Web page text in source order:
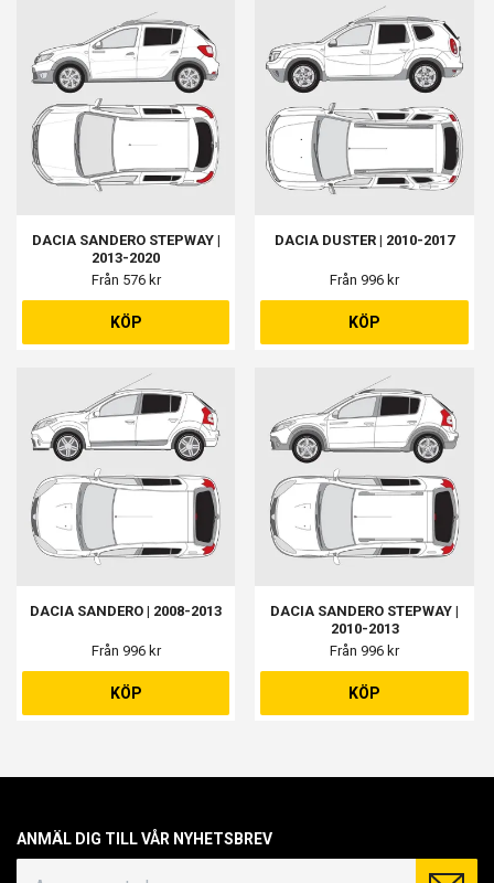
DACIA SANDERO STEPWAY |
2013-2020
Från 576 kr
KÖP
DACIA DUSTER | 2010-2017
Från 996 kr
KÖP
DACIA SANDERO | 2008-2013
Från 996 kr
KÖP
DACIA SANDERO STEPWAY |
2010-2013
Från 996 kr
KÖP
ANMÄL DIG TILL VÅR NYHETSBREV